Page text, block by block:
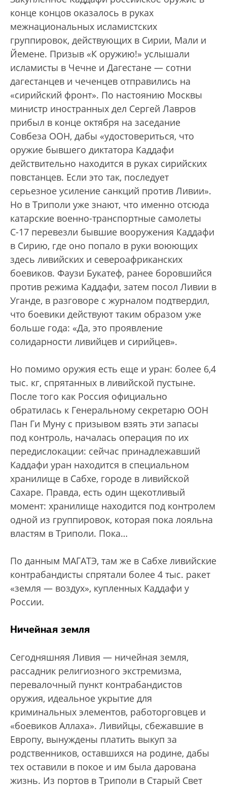
конце концов оказалось в руках
межнациональных исламистских
группировок, действующих в Сирии, Мали и
Йемене. Призыв «К оружию!» услышали
исламисты в Чечне и Дагестане — сотни
дагестанцев и чеченцев отправились на
«сирийский фронт». По настоянию Москвы
министр иностранных дел Сергей Лавров
прибыл в конце октября на заседание
Совбеза ООН, дабы «удостовериться, что
оружие бывшего диктатора Каддафи
действительно находится в руках сирийских
повстанцев. Если это так, последует
серьезное усиление санкций против Ливии».
Но в Триполи уже знают, что именно отсюда
катарские военно-транспортные самолеты
С-17 перевезли бывшие вооружения Каддафи
в Сирию, где оно попало в руки воюющих
здесь ливийских и североафриканских
боевиков. Фаузи Букатеф, ранее боровшийся
против режима Каддафи, затем посол Ливии в
Уганде, в разговоре с журналом подтвердил,
что боевики действуют таким образом уже
больше года: «Да, это проявление
солидарности ливийцев и сирийцев».
Но помимо оружия есть еще и уран: более 6,4
тыс. кг, спрятанных в ливийской пустыне.
После того как Россия официально
обратилась к Генеральному секретарю ООН
Пан Ги Муну с призывом взять эти запасы
под контроль, началась операция по их
передислокации: сейчас принадлежавший
Каддафи уран находится в специальном
хранилище в Сабхе, городе в ливийской
Сахаре. Правда, есть один щекотливый
момент: хранилище находится под контролем
одной из группировок, которая пока лояльна
властям в Триполи. Пока…
По данным МАГАТЭ, там же в Сабхе ливийские
контрабандисты спрятали более 4 тыс. ракет
«земля — воздух», купленных Каддафи у
России.
Ничейная земля
Сегодняшняя Ливия — ничейная земля,
рассадник религиозного экстремизма,
перевалочный пункт контрабандистов
оружия, идеальное укрытие для
криминальных элементов, работорговцев и
«боевиков Аллаха». Ливийцы, сбежавшие в
Европу, вынуждены платить выкуп за
родственников, оставшихся на родине, дабы
тех оставили в покое и им была дарована
жизнь. Из портов в Триполи в Старый Свет